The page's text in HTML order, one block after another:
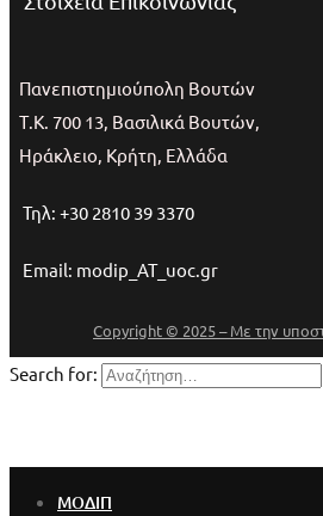
Πανεπιστημιούπολη Βουτών
Τ.Κ. 700 13, Βασιλικά Βουτών,
Ηράκλειο, Κρήτη, Ελλάδα
Τηλ: +30 2810 39 3370
Email: modip_AT_uoc.gr
Copyright © 2025 – Με την
Search for:
ΜΟΔΙΠ